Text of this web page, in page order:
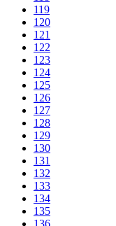
119
120
121
122
123
124
125
126
127
128
129
130
131
132
133
134
135
136